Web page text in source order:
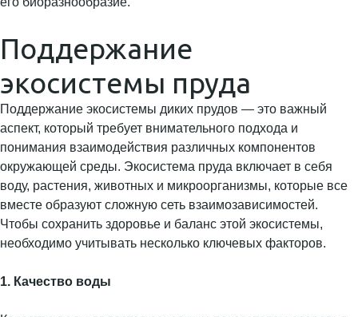
Поддержание
экосистемы пруда
Поддержание экосистемы диких прудов — это важный
аспект, который требует внимательного подхода и
понимания взаимодействия различных компонентов
окружающей среды. Экосистема пруда включает в себя
воду, растения, животных и микроорганизмы, которые все
вместе образуют сложную сеть взаимозависимостей.
Чтобы сохранить здоровье и баланс этой экосистемы,
необходимо учитывать несколько ключевых факторов.
1. Качество воды